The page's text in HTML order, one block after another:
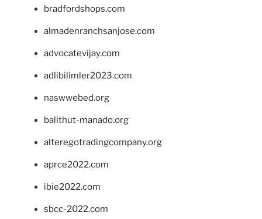
bradfordshops.com
almadenranchsanjose.com
advocatevijay.com
adlibilimler2023.com
naswwebed.org
balithut-manado.org
alteregotradingcompany.org
aprce2022.com
ibie2022.com
sbcc-2022.com